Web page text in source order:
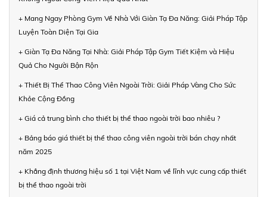
+ Mang Ngay Phòng Gym Về Nhà Với Giàn Tạ Đa Năng: Giải Pháp Tập
Luyện Toàn Diện Tại Gia
+ Giàn Tạ Đa Năng Tại Nhà: Giải Pháp Tập Gym Tiết Kiệm và Hiệu
Quả Cho Người Bận Rộn
+ Thiết Bị Thể Thao Công Viên Ngoài Trời: Giải Pháp Vàng Cho Sức
Khỏe Cộng Đồng
+ Giá cả trung bình cho thiết bị thể thao ngoài trời bao nhiêu ?
+ Bảng báo giá thiết bị thể thao công viên ngoài trời bán chạy nhất
năm 2025
+ Khẳng định thương hiệu số 1 tại Việt Nam về lĩnh vực cung cấp thiết
bị thể thao ngoài trời